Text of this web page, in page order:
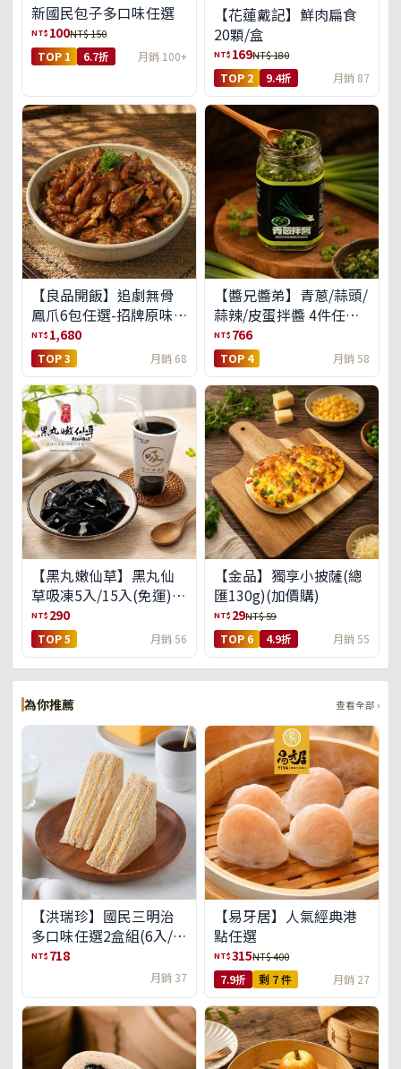
新國民包子多口味任選
NT$ 100NT$ 150
TOP 1 6.7折 月銷 100+
【花蓮戴記】鮮肉扁食
20顆/盒
NT$ 169NT$ 180
TOP 2 9.4折 月銷 87
【良品開飯】追劇無骨
鳳爪6包任選-招牌原味/
濃濃蒜香/過癮麻辣(免運
組)
NT$ 1,680
TOP 3 月銷 68
【醬兄醬弟】青蔥/蒜頭/
蒜辣/皮蛋拌醬 4件任選
(免運組)
NT$ 766
TOP 4 月銷 58
【黑丸嫩仙草】黑丸仙
草吸凍5入/15入(免運)
(預購中8/14出貨)
NT$ 290
TOP 5 月銷 56
【金品】獨享小披薩(總
匯130g)(加價購)
NT$ 29NT$ 59
TOP 6 4.9折 月銷 55
為你推薦 查看全部 ›
【洪瑞珍】國民三明治
多口味任選2盒組(6入/
盒)(免運)
NT$ 718
月銷 37
【易牙居】人氣經典港
點任選
NT$315NT$ 400
7.9折 剩 7 件 月銷 27